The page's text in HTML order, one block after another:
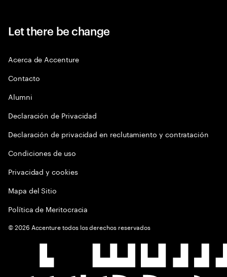
Let there be change
Acerca de Accenture
Contacto
Alumni
Declaración de Privacidad
Declaración de privacidad en reclutamiento y contratación
Condiciones de uso
Privacidad y cookies
Mapa del Sitio
Política de Meritocracia
©2026 Accenture todos los derechos reservados